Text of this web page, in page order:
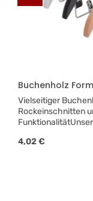
Vielseitiger
Rockeinschnitten
organisierte und
Regulärer Preis:
4,02 €